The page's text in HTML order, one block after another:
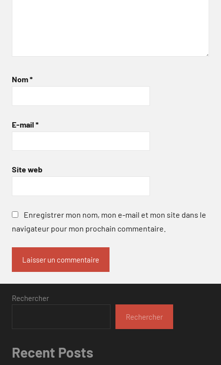
Nom*
E-mail *
Site web
Enregistrer mon nom, mon e-mail et mon site dans le
navigateur pour mon prochain commentaire.
Rechercher
Rechercher
Recent Posts